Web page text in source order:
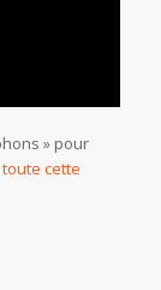
» pour
toute cette